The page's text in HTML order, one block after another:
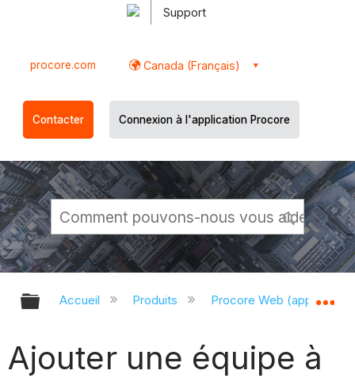
Support
procore.com Canada (Français)
Contacter Connexion à l'application Procore
Développer/réduire la hiérarchie
Accueil Produits Procore Web
Ajouter une équipe à